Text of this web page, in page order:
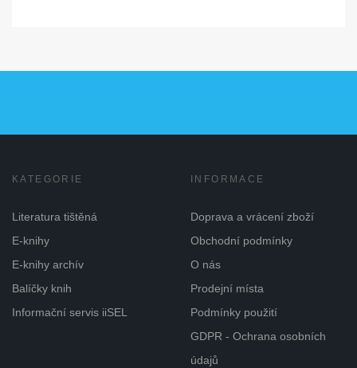
KATEGORIE
Literatura tištěná
E-knihy
E-knihy archív
Balíčky knih
Informační servis iiSEL
INFORMACE
Doprava a vrácení zboží
Obchodní podmínky
O nás
Prodejní místa
Podmínky použití
GDPR - Ochrana osobních
údajů